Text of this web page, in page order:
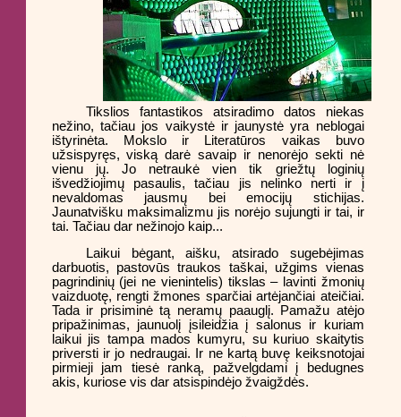
Tikslios fantastikos atsiradimo datos niekas
nežino, tačiau jos vaikystė ir jaunystė yra neblogai
ištyrinėta. Mokslo ir Literatūros vaikas buvo
užsispyręs, viską darė savaip ir nenorėjo sekti nė
vienu jų. Jo netraukė vien tik griežtų loginių
išvedžiojimų pasaulis, tačiau jis nelinko nerti ir į
nevaldomas jausmų bei emocijų stichijas.
Jaunatvišku maksimalizmu jis norėjo sujungti ir tai, ir
tai. Tačiau dar nežinojo kaip...
Laikui bėgant, aišku, atsirado sugebėjimas
darbuotis, pastovūs traukos taškai, užgims vienas
pagrindinių (jei ne vienintelis) tikslas – lavinti žmonių
vaizduotę, rengti žmones sparčiai artėjančiai ateičiai.
Tada ir prisiminė tą neramų paauglį. Pamažu atėjo
pripažinimas, jaunuolį įsileidžia į salonus ir kuriam
laikui jis tampa mados kumyru, su kuriuo skaitytis
priversti ir jo nedraugai. Ir ne kartą buvę keiksnotojai
pirmieji jam tiesė ranką, pažvelgdami į bedugnes
akis, kuriose vis dar atsispindėjo žvaigždės.